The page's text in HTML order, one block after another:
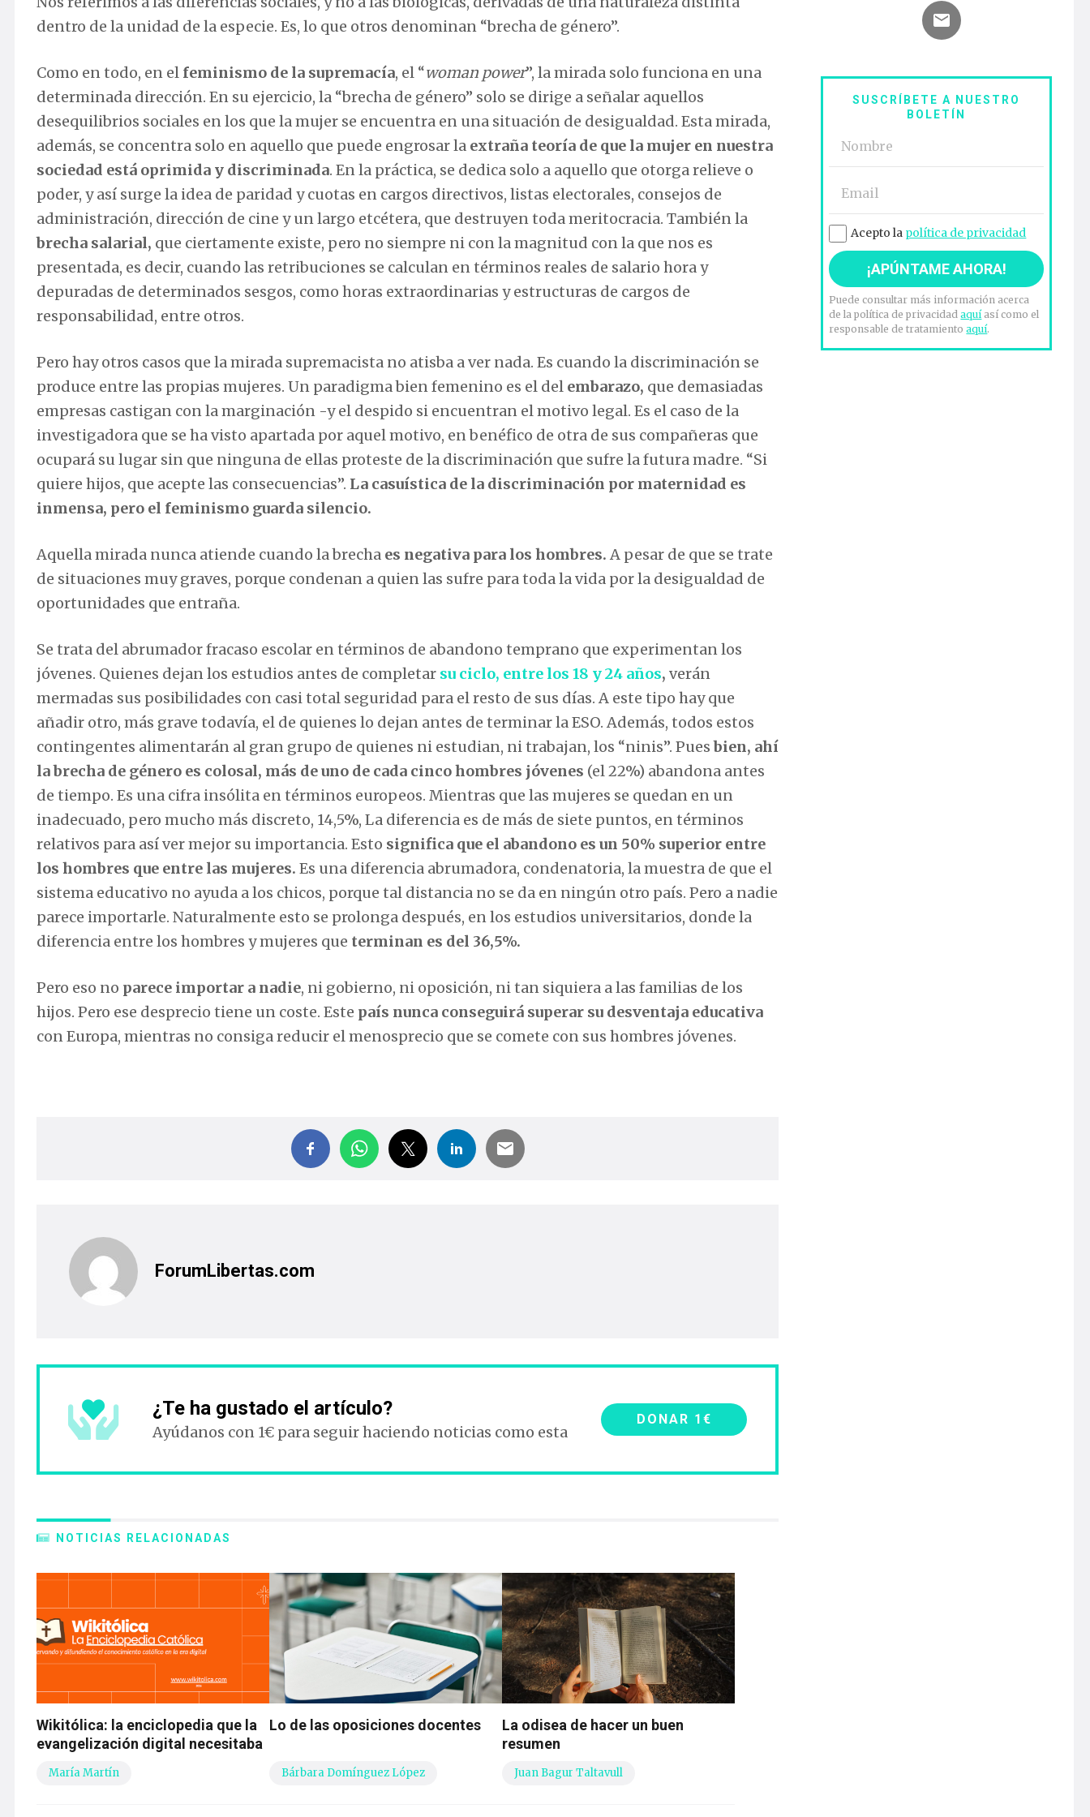
dentro de la unidad de la especie. Es, lo que otros denominan “brecha de género”.
Como en todo, en el feminismo de la supremacía, el “woman power”, la mirada solo funciona en una
determinada dirección. En su ejercicio, la “brecha de género” solo se dirige a señalar aquellos
desequilibrios sociales en los que la mujer se encuentra en una situación de desigualdad. Esta mirada,
además, se concentra solo en aquello que puede engrosar la extraña teoría de que la mujer en nuestra
sociedad está oprimida y discriminada. En la práctica, se dedica solo a aquello que otorga relieve o
poder, y así surge la idea de paridad y cuotas en cargos directivos, listas electorales, consejos de
administración, dirección de cine y un largo etcétera, que destruyen toda meritocracia. También la
brecha salarial, que ciertamente existe, pero no siempre ni con la magnitud con la que nos es
presentada, es decir, cuando las retribuciones se calculan en términos reales de salario hora y
depuradas de determinados sesgos, como horas extraordinarias y estructuras de cargos de
responsabilidad, entre otros.
Pero hay otros casos que la mirada supremacista no atisba a ver nada. Es cuando la discriminación se
produce entre las propias mujeres. Un paradigma bien femenino es el del embarazo, que demasiadas
empresas castigan con la marginación -y el despido si encuentran el motivo legal. Es el caso de la
investigadora que se ha visto apartada por aquel motivo, en benéfico de otra de sus compañeras que
ocupará su lugar sin que ninguna de ellas proteste de la discriminación que sufre la futura madre. “Si
quiere hijos, que acepte las consecuencias”. La casuística de la discriminación por maternidad es
inmensa, pero el feminismo guarda silencio.
Aquella mirada nunca atiende cuando la brecha es negativa para los hombres. A pesar de que se trate
de situaciones muy graves, porque condenan a quien las sufre para toda la vida por la desigualdad de
oportunidades que entraña.
Se trata del abrumador fracaso escolar en términos de abandono temprano que experimentan los
jóvenes. Quienes dejan los estudios antes de completar su ciclo, entre los 18 y 24 años, verán
mermadas sus posibilidades con casi total seguridad para el resto de sus días. A este tipo hay que
añadir otro, más grave todavía, el de quienes lo dejan antes de terminar la ESO. Además, todos estos
contingentes alimentarán al gran grupo de quienes ni estudian, ni trabajan, los “ninis”. Puesbien, ahí
la brecha de género es colosal, más de uno de cada cinco hombres jóvenes (el 22%) abandona antes
de tiempo. Es una cifra insólita en términos europeos. Mientras que las mujeres se quedan en un
inadecuado, pero mucho más discreto, 14,5%, La diferencia es de más de siete puntos, en términos
relativos para así ver mejor su importancia. Esto significa que el abandono es un 50% superior entre
los hombres que entre las mujeres. Es una diferencia abrumadora, condenatoria, la muestra de que el
sistema educativo no ayuda a los chicos, porque tal distancia no se da en ningún otro país. Pero a nadie
parece importarle. Naturalmente esto se prolonga después, en los estudios universitarios, donde la
diferencia entre los hombres y mujeres que terminan es del 36,5%.
Pero eso no parece importar a nadie, ni gobierno, ni oposición, ni tan siquiera a las familias de los
hijos. Pero ese desprecio tiene un coste. Este país nunca conseguirá superar su desventaja educativa
con Europa, mientras no consiga reducir el menosprecio que se comete con sus hombres jóvenes.
ForumLibertas.com
¿Te ha gustado el artículo?
Ayúdanos con 1€ para seguir haciendo noticias como esta
DONAR 1€
NOTICIAS RELACIONADAS
Wikitólica: la enciclopedia que la
evangelización digital necesitaba
María Martín
Lo de las oposiciones docentes
Bárbara Domínguez López
La odisea de hacer un buen
resumen
Juan Bagur Taltavull
SUSCRÍBETE A NUESTRO
BOLETÍN
Acepto la política de privacidad
Puede consultar más información acerca
de la política de privacidadaquíasí como el
responsable de tratamientoaquí.